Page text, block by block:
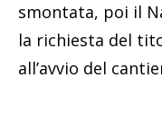
smontata, poi il
la richiesta del
all’avvio del